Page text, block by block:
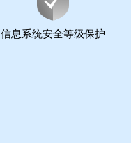
信息系统安全等级保护